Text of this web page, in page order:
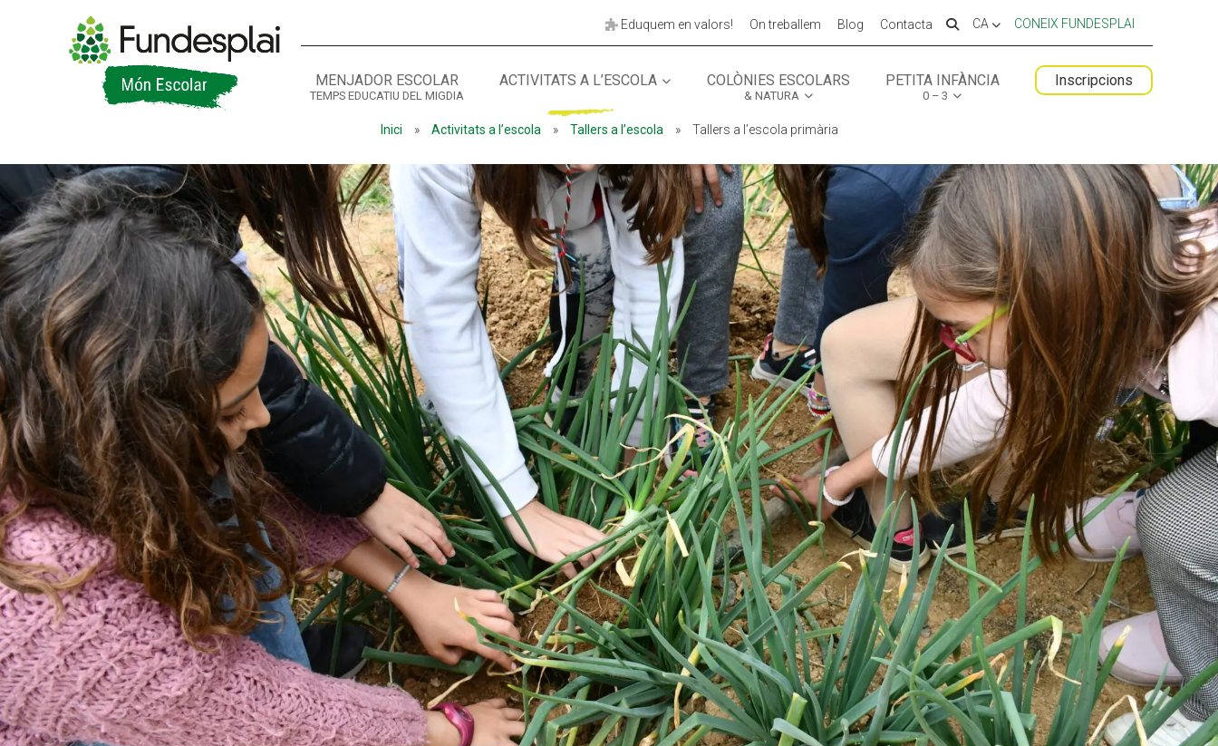
Eduquem en valors! On treballem Blog Contacta CA CONEIX FUNDESPLAI
MENJADOR ESCOLAR
TEMPS EDUCATIU DEL MIGDIA
ACTIVITATS A L’ESCOLA COLÒNIES ESCOLARS
& NATURA
PETITA INFÀNCIA
0 – 3
Inscripcions
Inici » Activitats a l’escola » Tallers a l’escola » Tallers a l’escola primària
ACTIVITATS D'ESTIU MÓN ESCOLAR ALBERG CENTRE ESPLAI FORMACIÓ
CASES DE COLÒNIES ACCIÓ SOCIAL I JOVES ESPLAIS SUPORT TERCER SECTOR
CONEIX FUNDESPLAI
La Fundació
L'equip
Missió i valors
Els comptes clars
Memòria d'activitats
Proposta educativa
ACTUALITAT
Notícies
Butlletins
Diari de la Fundació
Fundesplai als mitjans
Xarxes socials
COL·LABORA
Fes voluntariat
Fes un donatiu
Treballa amb nosaltres